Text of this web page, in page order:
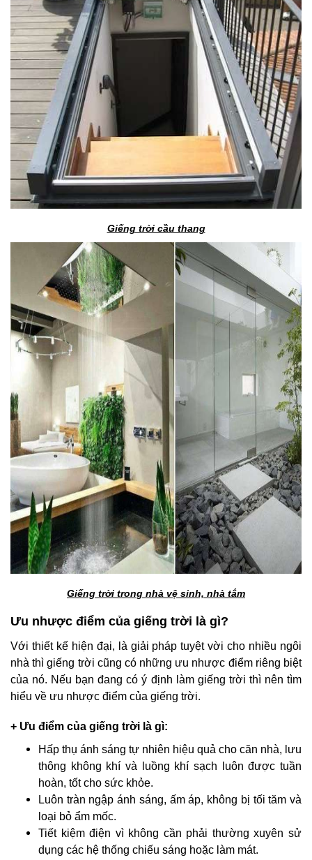
Giếng trời cầu thang
Giếng trời trong nhà vệ sinh, nhà tắm
Ưu nhược điểm của giếng trời là gì?
Với thiết kế hiện đại, là giải pháp tuyệt vời cho nhiều ngôi
nhà thì giếng trời cũng có những ưu nhược điểm riêng biệt
của nó. Nếu bạn đang có ý định làm giếng trời thì nên tìm
hiểu về ưu nhược điểm của giếng trời.
+ Ưu điểm của giếng trời là gì:
Hấp thụ ánh sáng tự nhiên hiệu quả cho căn nhà, lưu
thông không khí và luồng khí sạch luôn được tuần
hoàn, tốt cho sức khỏe.
Luôn tràn ngập ánh sáng, ấm áp, không bị tối tăm và
loại bỏ ẩm mốc.
Tiết kiệm điện vì không cần phải thường xuyên sử
dụng các hệ thống chiếu sáng hoặc làm mát.